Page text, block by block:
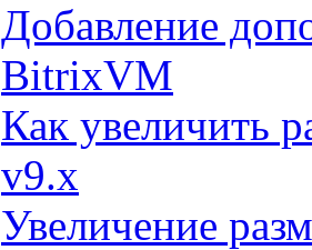
Добавление
BitrixVM
Как увеличить
v9.x
Увеличение